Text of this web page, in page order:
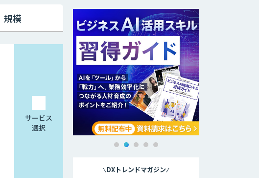
規模
サービス
選択
DXトレンドマガジン